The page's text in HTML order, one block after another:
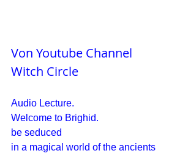
Von Youtube Channel
Witch Circle
Audio Lecture.
Welcome to Brighid.
be seduced
in a magical world of the ancients